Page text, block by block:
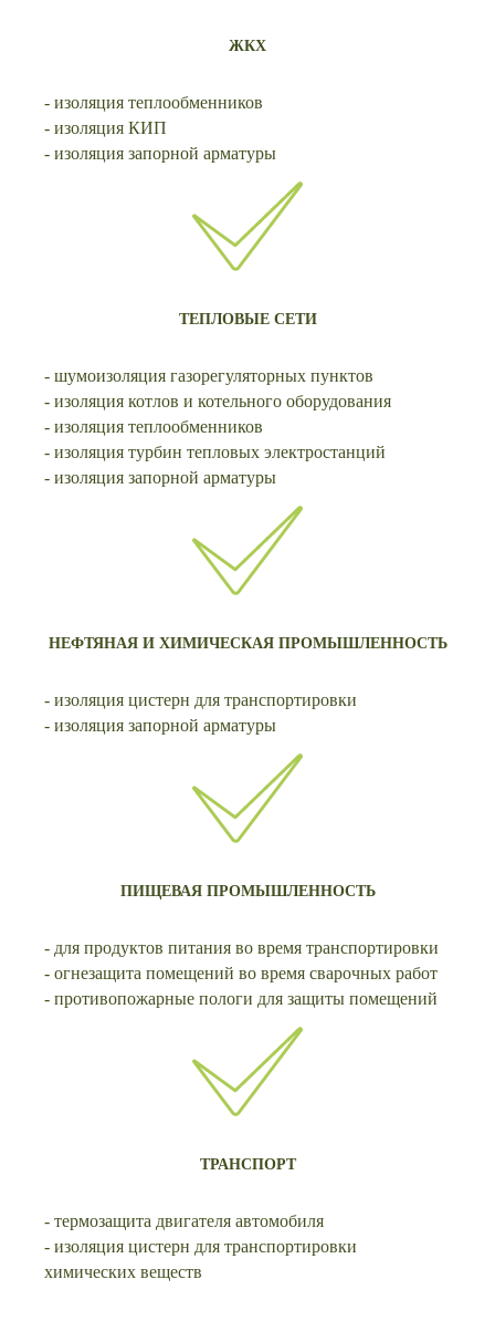
ЖКХ
- изоляция теплообменников
- изоляция КИП
- изоляция запорной арматуры
ТЕПЛОВЫЕ СЕТИ
- шумоизоляция газорегуляторных пунктов
- изоляция котлов и котельного оборудования
- изоляция теплообменников
- изоляция турбин тепловых электростанций
- изоляция запорной арматуры
НЕФТЯНАЯ И ХИМИЧЕСКАЯ ПРОМЫШЛЕННОСТЬ
- изоляция цистерн для транспортировки
- изоляция запорной арматуры
ПИЩЕВАЯ ПРОМЫШЛЕННОСТЬ
- для продуктов питания во время транспортировки
- огнезащита помещений во время сварочных работ
- противопожарные пологи для защиты помещений
ТРАНСПОРТ
- термозащита двигателя автомобиля
- изоляция цистерн для транспортировки
химических веществ